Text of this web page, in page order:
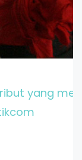
yang